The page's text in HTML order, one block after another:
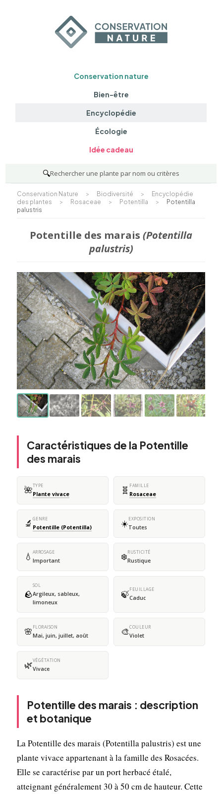
Conservation nature
Bien-être
Encyclopédie
Écologie
Idée cadeau
🔍Rechercher une plante par nom ou critères
Conservation Nature > Biodiversité >
Encyclopédie
des plantes
> Rosaceae > Potentilla >
Potentilla
palustris
Potentille des marais (Potentilla
palustris)
Caractéristiques de la Potentille
des marais
🌺TYPE
Plante vivace 🧬 FAMILLE
Rosaceae
🔬 GENRE
Potentille (Potentilla) ☀️EXPOSITION
Toutes
💧 ARROSAGE
Important ❄️RUSTICITÉ
Rustique
🪨
SOL
Argileux, sableux,
limoneux
🍃FEUILLAGE
Caduc
🌸 FLORAISON
Mai, juin, juillet, août 🎨COULEUR
Violet
🌿VÉGÉTATION
Vivace
Potentille des marais : description
et botanique
La Potentille des marais (Potentilla palustris) est une
plante vivace appartenant à la famille des Rosacées.
Elle se caractérise par un port herbacé étalé,
atteignant généralement 30 à 50 cm de hauteur. Cette